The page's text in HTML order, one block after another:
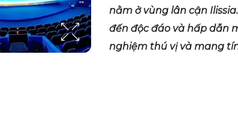
nằm ở vùng lân cận
đến độc đáo và hấp dẫn
nghiệm thú vị và mang